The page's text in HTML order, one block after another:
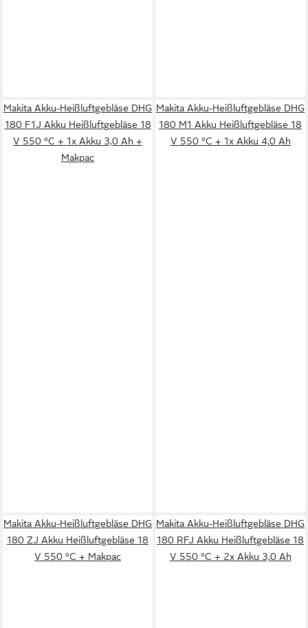
Makita Akku-Heißluftgebläse DHG
180 F1J Akku Heißluftgebläse 18
V 550 °C + 1x Akku 3,0 Ah +
Makpac
Makita Akku-Heißluftgebläse DHG
180 M1 Akku Heißluftgebläse 18
V 550 °C + 1x Akku 4,0 Ah
Makita Akku-Heißluftgebläse DHG
180 ZJ Akku Heißluftgebläse 18
V 550 °C + Makpac
Makita Akku-Heißluftgebläse DHG
180 RFJ Akku Heißluftgebläse 18
V 550 °C + 2x Akku 3,0 Ah